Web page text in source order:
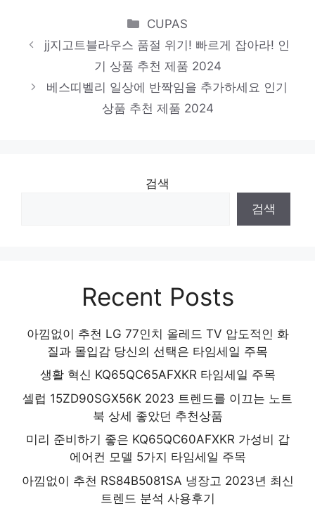
제품 2024
로우게이지
다가오는 여름, 시원하게! 인기 상품 추천 제
품 2024
Categories
CUPAS
jj지고트블라우스 품절 위기! 빠르게 잡아라! 인
기 상품 추천 제품 2024
베스띠벨리 일상에 반짝임을 추가하세요 인기
상품 추천 제품 2024
검색
검색
Recent Posts
아낌없이 추천 LG 77인치 올레드 TV 압도적인 화
질과 몰입감 당신의 선택은 타임세일 주목
생활 혁신 KQ65QC65AFXKR 타임세일 주목
셀럽 15ZD90SGX56K 2023 트렌드를 이끄는 노트
북 상세 좋았던 추천상품
미리 준비하기 좋은 KQ65QC60AFXKR 가성비 갑
에어컨 모델 5가지 타임세일 주목
아낌없이 추천 RS84B5081SA 냉장고 2023년 최신
트렌드 분석 사용후기